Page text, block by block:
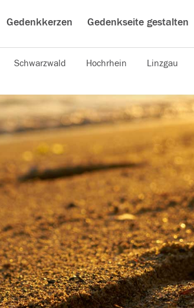
Gedenkkerzen Gedenkseite gestalten
Schwarzwald Hochrhein Linzgau